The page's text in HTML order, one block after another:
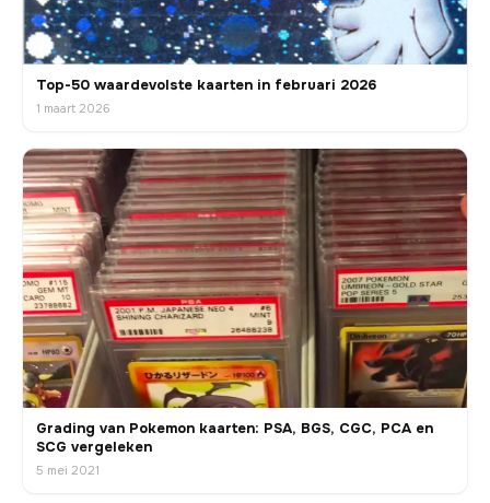
Top-50 waardevolste kaarten in februari 2026
1 maart 2026
Grading van Pokemon kaarten: PSA, BGS, CGC, PCA en
SCG vergeleken
5 mei 2021